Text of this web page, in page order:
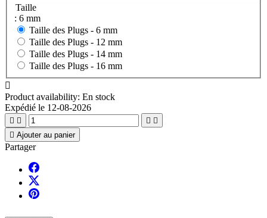
Taille
: 6 mm
Taille des Plugs - 6 mm
Taille des Plugs - 12 mm
Taille des Plugs - 14 mm
Taille des Plugs - 16 mm

Product availability: En stock
Expédié le 12-08-2026
   
 Ajouter au panier
Partager